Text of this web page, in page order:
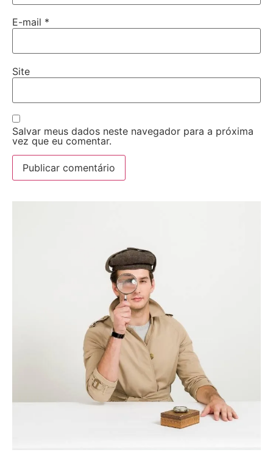
E-mail *
Site
Salvar meus dados neste navegador para a próxima
vez que eu comentar.